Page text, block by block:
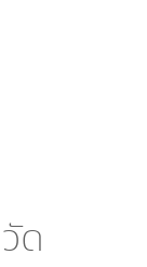
ด